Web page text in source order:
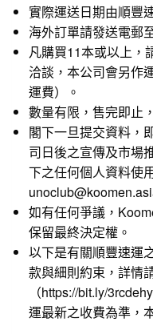
實際運送日期由順豐
海外訂單請發送電郵
凡購買11本或以上，
洽談，本公司會另作
運費）。
數量有限，售完即止
閣下一旦提交資料，
司日後之宣傳及市場
下之任何個人資料使
如有任何爭議，
保留最終決定權。
以下是有關順豐速運
款與細則約束，詳情
（https://bit.ly/3rcdehy
運最新之收費為準，